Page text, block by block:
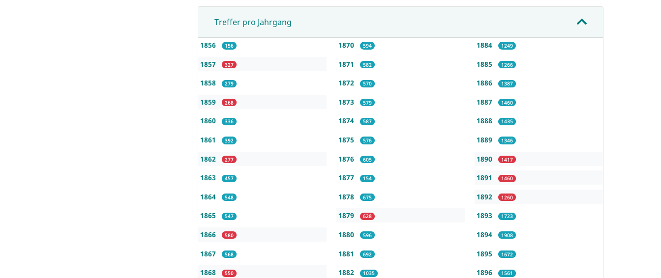
Treffer pro Jahrgang
1856 156
1857 327
1858 279
1859 268
1860 336
1861 392
1862 277
1863 457
1864 548
1865 547
1866 580
1867 568
1868 550
1870 594
1871 582
1872 570
1873 579
1874 587
1875 576
1876 605
1877 154
1878 675
1879 628
1880 596
1881 692
1882 1035
1884 1249
1885 1266
1886 1387
1887 1460
1888 1435
1889 1346
1890 1417
1891 1460
1892 1260
1893 1723
1894 1908
1895 1672
1896 1561